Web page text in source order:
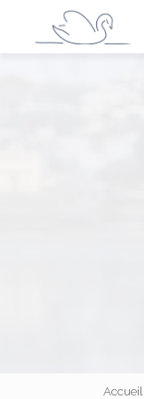
contenu
Accueil